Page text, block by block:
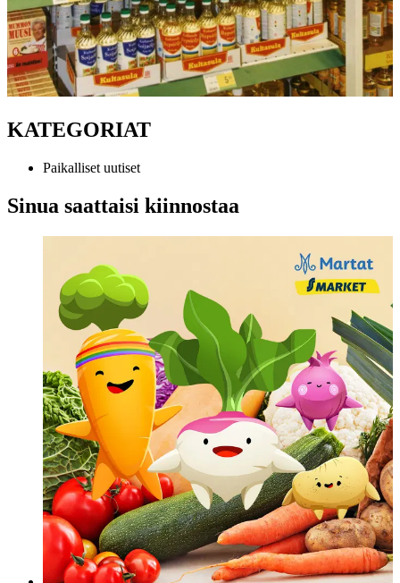
KATEGORIAT
Paikalliset uutiset
Sinua saattaisi kiinnostaa